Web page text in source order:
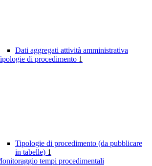
Dati aggregati attività amministrativa
di procedimento 1
Tipologie di procedimento (da pubblicare
in tabelle) 1
tempi procedimentali